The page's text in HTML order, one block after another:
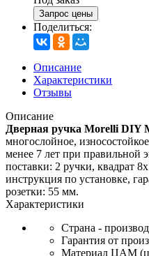
Запрос цены
Поделиться:
Описание
Характеристики
Отзывы
Описание
Дверная ручка Morelli DIY
многослойное,
менее 7 лет при правильной
поставки: 2 ручки, квадрат
инструкция по установке,
розетки: 55 мм.
Характеристики
Страна -
Гарантия от
Материал ЦАМ